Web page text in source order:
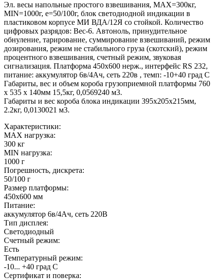
Эл. весы напольные простого взвешивания, МАХ=300кг,
MIN=1000г, e=50/100г, блок светодиодной индикации в
пластиковом корпусе МИ ВДА/12Я со стойкой. Количество
цифровых разрядов: Вес-6. Автоноль, принудительное
обнуление, тарирование, суммирование взвешиваний, режим
дозирования, режим не стабильного груза (скотский), режим
процентного взвешивания, счетный режим, звуковая
сигнализация. Платформа 450х600 нерж., интерфейс RS 232,
питание: аккумулятор 6в/4Ач, сеть 220в , темп: -10+40 град С
Габариты, вес и объем короба грузоприемной платформы 760
х 535 х 140мм 15,5кг, 0,0569240 м3.
Габариты и вес короба блока индикации 395х205х215мм,
2.2кг, 0,0130021 м3.
Характеристики:
MAX нагрузка:
300 кг
MIN нагрузка:
1000 г
Погрешность, дискрета:
50/100 г
Размер платформы:
450х600 мм
Питание:
аккумулятор 6в/4Ач, сеть 220В
Тип дисплея:
Светодиодный
Счетный режим:
Есть
Температурный режим:
-10... +40 град С
Сертификат и поверка: